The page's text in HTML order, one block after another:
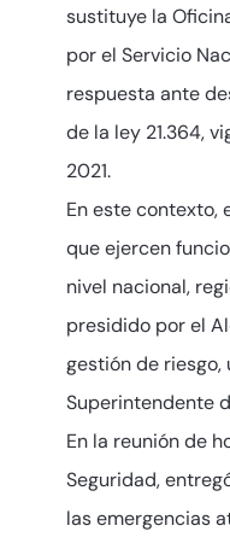
sustituye la
por el Servicio
respuesta ante
de la ley 21.364,
2021.
En este contexto,
que ejercen
nivel nacional,
presidido por el
gestión de riesgo,
Superintendente
En la reunión de
Seguridad,
las emergencias